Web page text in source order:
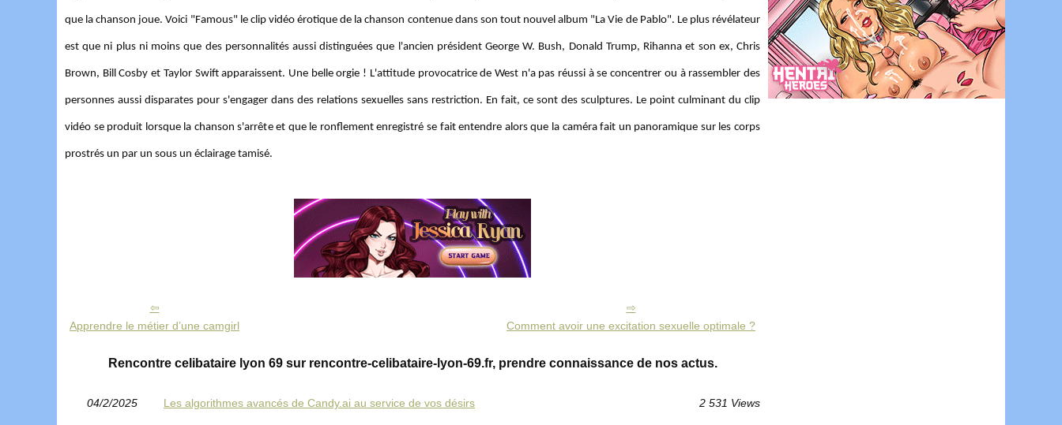
que la chanson joue. Voici "Famous" le clip vidéo érotique de la chanson contenue dans son tout nouvel album "La Vie de Pablo". Le plus révélateur
est que ni plus ni moins que des personnalités aussi distinguées que l'ancien président George W. Bush, Donald Trump, Rihanna et son ex, Chris
Brown, Bill Cosby et Taylor Swift apparaissent. Une belle orgie ! L'attitude provocatrice de West n'a pas réussi à se concentrer ou à rassembler des
personnes aussi disparates pour s'engager dans des relations sexuelles sans restriction. En fait, ce sont des sculptures. Le point culminant du clip
vidéo se produit lorsque la chanson s'arrête et que le ronflement enregistré se fait entendre alors que la caméra fait un panoramique sur les corps
prostrés un par un sous un éclairage tamisé.
Apprendre le métier d’une camgirl Comment avoir une excitation sexuelle optimale ?
Rencontre celibataire lyon 69 sur rencontre-celibataire-lyon-69.fr, prendre connaissance de nos actus.
04/2/2025 Les algorithmes avancés de Candy.ai au service de vos désirs 2 531 Views